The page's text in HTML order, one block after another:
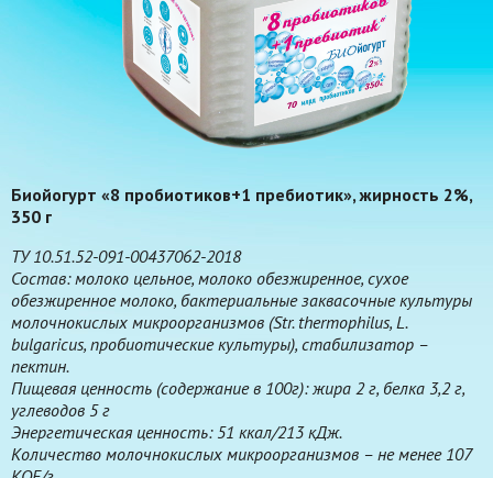
Биойогурт «8 пробиотиков+1 пребиотик», жирность 2%,
350 г
ТУ 10.51.52-091-00437062-2018
Состав: молоко цельное, молоко обезжиренное, сухое
обезжиренное молоко, бактериальные заквасочные культуры
молочнокислых микроорганизмов (Str. thermophilus, L.
bulgaricus, пробиотические культуры), стабилизатор –
пектин.
Пищевая ценность (содержание в 100г): жира 2 г, белка 3,2 г,
углеводов 5 г
Энергетическая ценность: 51 ккал/213 кДж.
Количество молочнокислых микроорганизмов – не менее 107